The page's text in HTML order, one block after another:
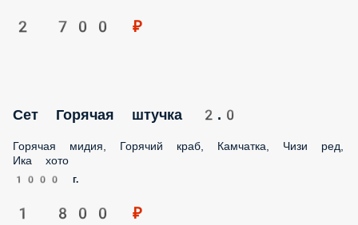
1000 г.
1 800 ₽